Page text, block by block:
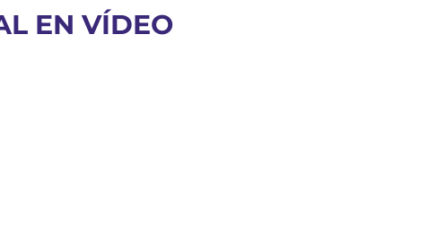
EN VÍDEO